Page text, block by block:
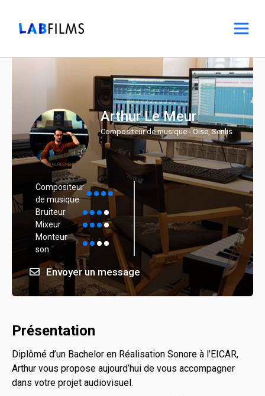
Arthur Le Meur
Compositeur de musique - Oise, Senlis
Compositeur
de musique
Bruiteur
Mixeur
Monteur
son
Envoyer un message
Présentation
Diplômé d’un Bachelor en Réalisation Sonore à l’EICAR,
Arthur vous propose aujourd’hui de vous accompagner
dans votre projet audiovisuel.